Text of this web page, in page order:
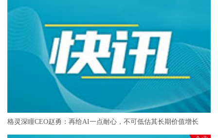
格灵深瞳CEO赵勇：再给AI一点耐心，不可低估其长期价值增长